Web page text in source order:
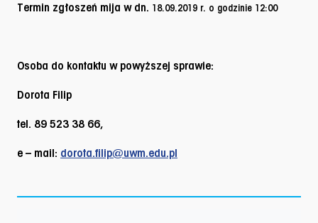
Termin zgłoszeń mija w dn. 18.09.2019 r. o godzinie 12:00
Osoba do kontaktu w powyższej sprawie:
Dorota Filip
tel. 89 523 38 66,
e – mail: dorota.filip@uwm.edu.pl